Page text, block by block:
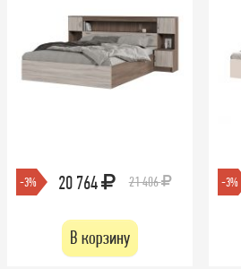
-3% 20 764 21 406
В корзину
-3%